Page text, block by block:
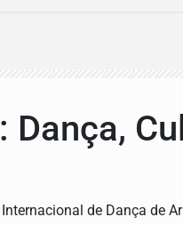
Dança,
de Dança de